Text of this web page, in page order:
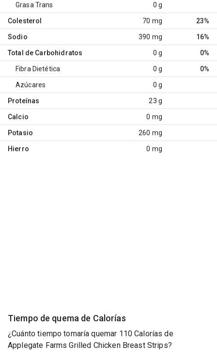
Grasa Trans 0 g
Colesterol 70 mg 23%
Sodio 390 mg 16%
Total de Carbohidratos 0 g 0%
Fibra Dietética 0 g 0%
Azúcares 0 g
Proteínas 23 g
Calcio 0 mg
Potasio 260 mg
Hierro 0 mg
Tiempo de quema de Calorías
¿Cuánto tiempo tomaría quemar 110 Calorías de
Applegate Farms Grilled Chicken Breast Strips?